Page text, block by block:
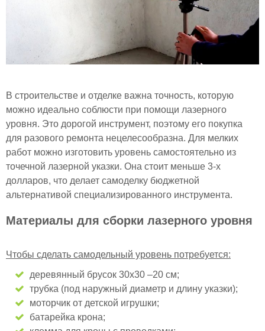
В строительстве и отделке важна точность, которую
можно идеально соблюсти при помощи лазерного
уровня. Это дорогой инструмент, поэтому его покупка
для разового ремонта нецелесообразна. Для мелких
работ можно изготовить уровень самостоятельно из
точечной лазерной указки. Она стоит меньше 3-х
долларов, что делает самоделку бюджетной
альтернативой специализированного инструмента.
Материалы для сборки лазерного уровня
Чтобы сделать самодельный уровень потребуется:
деревянный брусок 30х30 –20 см;
трубка (под наружный диаметр и длину указки);
моторчик от детской игрушки;
батарейка крона;